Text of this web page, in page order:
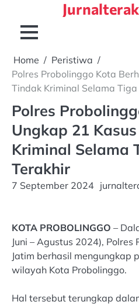
content
Home
Peristiwa
Polres Probolinggo Kota
Tindak Kriminal Selama
Polres
Ungkap 21
Kriminal Selama
Terakhir
7 September 2024
KOTA PROBOLINGGO –
Juni – Agustus 2024),
Jatim berhasil mengungkap
wilayah Kota Probolinggo.
Hal tersebut terungkap